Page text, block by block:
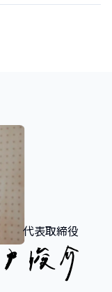
代表取締役